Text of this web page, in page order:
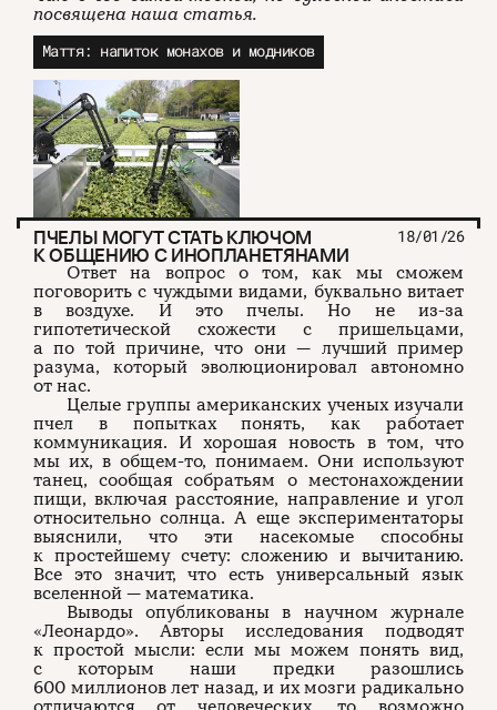
посвящена наша статья.
Маття: напиток монахов и модников
ПЧЕЛЫ МОГУТ СТАТЬ КЛЮЧОМ
К ОБЩЕНИЮ С ИНОПЛАНЕТЯНАМИ
18/01/26
Ответ на вопрос о том, как мы сможем
поговорить с чуждыми видами, буквально витает
в воздухе. И это пчелы. Но не из-за
гипотетической схожести с пришельцами,
а по той причине, что они — лучший пример
разума, который эволюционировал автономно
от нас.
Целые группы американских ученых изучали
пчел в попытках понять, как работает
коммуникация. И хорошая новость в том, что
мы их, в общем-то, понимаем. Они используют
танец, сообщая собратьям о местонахождении
пищи, включая расстояние, направление и угол
относительно солнца. А еще экспериментаторы
выяснили, что эти насекомые способны
к простейшему счету: сложению и вычитанию.
Все это значит, что есть универсальный язык
вселенной — математика.
Выводы​ опубликованы в научном журнале
«Леонардо». Авторы исследования подводят
к простой мысли: если мы можем понять вид,
с которым наши предки разошлись
600 миллионов лет назад, и их мозги радикально
О проекте
Команда
Авторы
Журнал
Подписаться на журнал
ЧТИВО ДОМ
YouTube
Telegram
Пользовательское соглашение
Политика конфиденциальности
(c) ЧТИВО 2026. Все права защищены
Разработка:Astroshock